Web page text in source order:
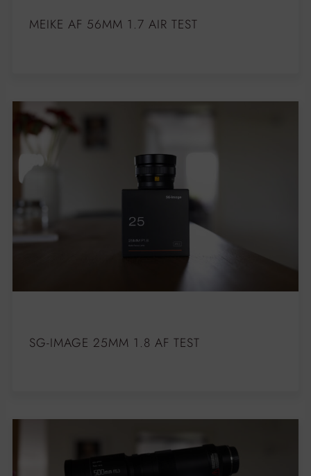
MEIKE AF 56MM 1.7 AIR TEST
SG-IMAGE 25MM 1.8 AF TEST